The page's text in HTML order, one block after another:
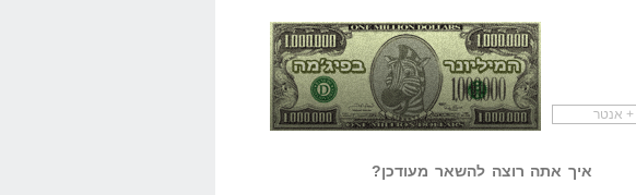
שאל שאלה המיליונר בפיג'מה שיווק שותפיםאיך אתה רוצה להשאר מעודכן?